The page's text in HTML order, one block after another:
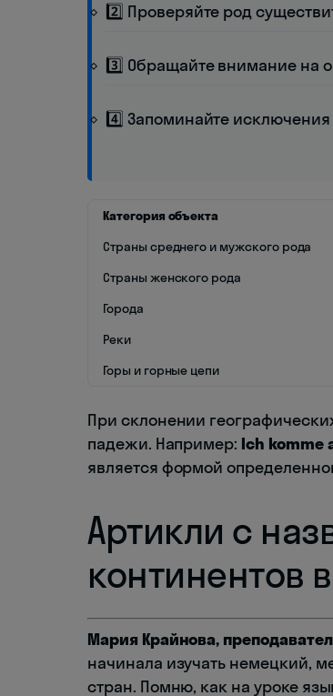
2️⃣ Проверяйте род
3️⃣ Обращайте внимание на
4️⃣ Запоминайте
Категория объекта
Страны среднего и мужского рода
Страны женского рода
Города
Реки
Горы и горные цепи
При склонении
падежи. Например: Ich komme
является формой
Артикли с
континентов
Мария Крайнова,
начинала изучать немецкий,
стран. Помню, как на уроке